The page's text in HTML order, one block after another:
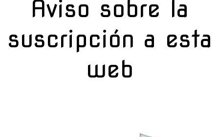
Aviso sobre la
suscripción a esta
web